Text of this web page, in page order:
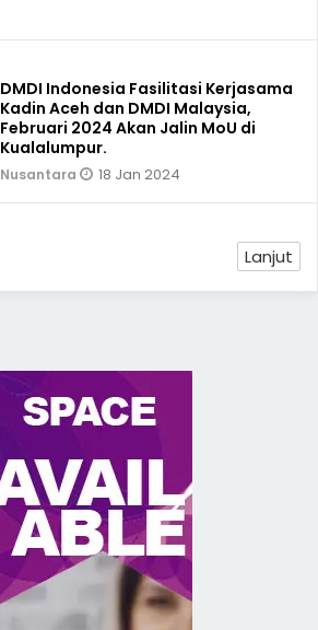
DMDI Indonesia Fasilitasi Kerjasama
Kadin Aceh dan DMDI Malaysia,
Februari 2024 Akan Jalin MoU di
Kualalumpur.
Nusantara 18 Jan 2024
Lanjut